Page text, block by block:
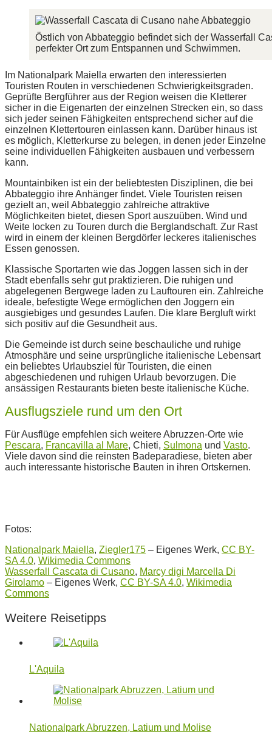
Östlich von Abbateggio befindet sich der Wasserfall
perfekter Ort zum Entspannen und Schwimmen.
Im Nationalpark Maiella erwarten den interessierten
Touristen Routen in verschiedenen Schwierigkeitsgraden.
Geprüfte Bergführer aus der Region weisen die Kletterer
sicher in die Eigenarten der einzelnen Strecken ein, so dass
sich jeder seinen Fähigkeiten entsprechend sicher auf die
einzelnen Klettertouren einlassen kann. Darüber hinaus ist
es möglich, Kletterkurse zu belegen, in denen jeder Einzelne
seine individuellen Fähigkeiten ausbauen und verbessern
kann.
Mountainbiken ist ein der beliebtesten Disziplinen, die bei
Abbateggio ihre Anhänger findet. Viele Touristen reisen
gezielt an, weil Abbateggio zahlreiche attraktive
Möglichkeiten bietet, diesen Sport auszuüben. Wind und
Weite locken zu Touren durch die Berglandschaft. Zur Rast
wird in einem der kleinen Bergdörfer leckeres italienisches
Essen genossen.
Klassische Sportarten wie das Joggen lassen sich in der
Stadt ebenfalls sehr gut praktizieren. Die ruhigen und
abgelegenen Bergwege laden zu Lauftouren ein. Zahlreiche
ideale, befestigte Wege ermöglichen den Joggern ein
ausgiebiges und gesundes Laufen. Die klare Bergluft wirkt
sich positiv auf die Gesundheit aus.
Die Gemeinde ist durch seine beschauliche und ruhige
Atmosphäre und seine ursprüngliche italienische Lebensart
ein beliebtes Urlaubsziel für Touristen, die einen
abgeschiedenen und ruhigen Urlaub bevorzugen. Die
ansässigen Restaurants bieten beste italienische Küche.
Ausflugsziele rund um den Ort
Für Ausflüge empfehlen sich weitere Abruzzen-Orte wie
Pescara, Francavilla al Mare, Chieti, Sulmona und Vasto.
Viele davon sind die reinsten Badeparadiese, bieten aber
auch interessante historische Bauten in ihren Ortskernen.
Fotos:
Nationalpark Maiella, Ziegler175 – Eigenes Werk, CC BY-
SA 4.0, Wikimedia Commons
Wasserfall Cascata di Cusano, Marcy digi Marcella Di
Girolamo – Eigenes Werk, CC BY-SA 4.0, Wikimedia
Commons
Weitere Reisetipps
L'Aquila
Nationalpark Abruzzen, Latium und Molise